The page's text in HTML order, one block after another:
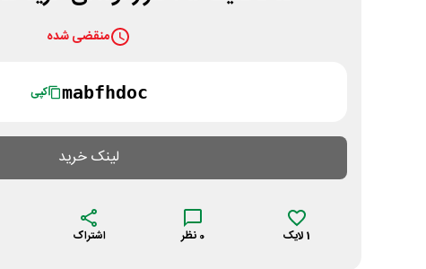
منقضی شده
mabfhdoc کپی
لینک خرید
1 لایک 0 نظر اشتراک